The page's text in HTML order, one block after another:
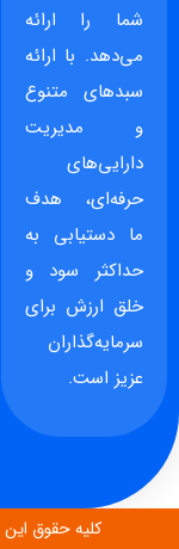
شما را ارائه
می‌دهد. با ارائه
سبدهای متنوع
و مدیریت
دارایی‌های
حرفه‌ای، هدف
ما دستیابی به
حداکثر سود و
خلق ارزش برای
سرمایه‌گذاران
عزیز است.
کلیه حقوق